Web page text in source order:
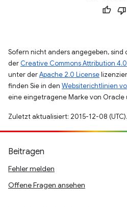
Sofern nicht anders angegeben, sind
der Creative Commons Attribution
unter derApache 2.0 License
finden Sie in den Websiterichtlinien
eine eingetragene Marke von Oracle
Zuletzt aktualisiert: 2015-12-08 (UTC).
Beitragen
Fehler melden
Offene Fragen ansehen